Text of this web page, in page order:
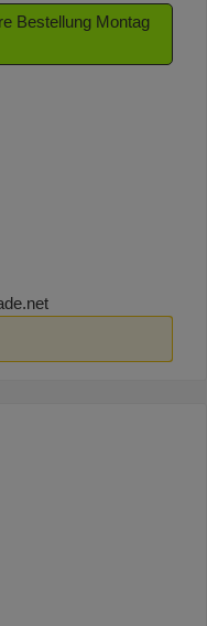
Bestellung Montag